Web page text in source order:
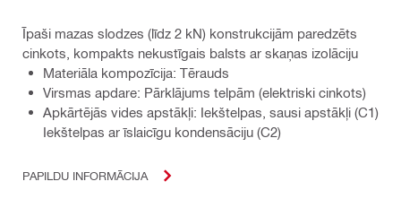
Īpaši mazas slodzes (līdz 2 kN) konstrukcijām paredzēts
cinkots, kompakts nekustīgais balsts ar skaņas izolāciju
Materiāla kompozīcija: Tērauds
Virsmas apdare: Pārklājums telpām (elektriski cinkots)
Apkārtējās vides apstākļi: Iekštelpas, sausi apstākļi (C1)
Iekštelpas ar īslaicīgu kondensāciju (C2)
PAPILDU INFORMĀCIJA